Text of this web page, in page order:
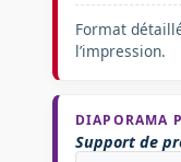
Format
l’impression.
DIAPORAMA
Support de